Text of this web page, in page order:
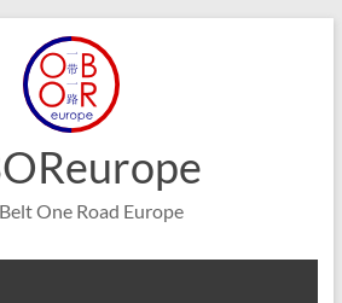
One Road Europe